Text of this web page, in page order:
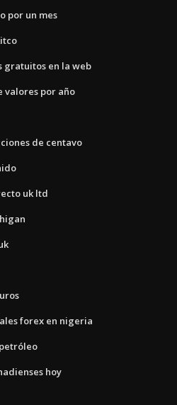
por un mes
gratuitos en la web
valores por año
de centavo
uk ltd
forex en nigeria
hoy